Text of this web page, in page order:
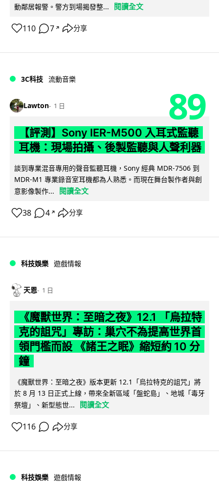
動鄰居報警。警方到場揭發整...
閱讀全文
110 7 ↗ 分享
3C科技 流動音樂
Lawton 1 日 89
【評測】Sony IER-M500 入耳式監聽
耳機：現場拍攝、後製監聽與人聲利器
談到專業混音專用的聲音監聽耳機，Sony 經典 MDR-7506 到
MDR-M1 專業錄音室耳機都為人熟悉。而現在舞台製作者與創
意影像製作...
閱讀全文
38 4 ↗ 分享
科技娛樂 遊戲情報
天恩 1 日
《魔獸世界：至暗之夜》12.1 「烏拉特
克的詛咒」專訪：巢穴不為提高世界首
領門檻而設 《諸王之眠》縮短約 10 分
鐘
《魔獸世界：至暗之夜》版本更新 12.1「烏拉特克的詛咒」將
於 8 月 13 日正式上線，帶來全新區域「盤蛇島」、地城「毒牙
祭壇」、新型態世...
閱讀全文
116 分享
科技娛樂 遊戲情報